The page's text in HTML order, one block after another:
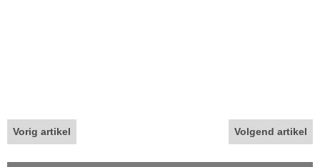
Vorig artikel Volgend artikel